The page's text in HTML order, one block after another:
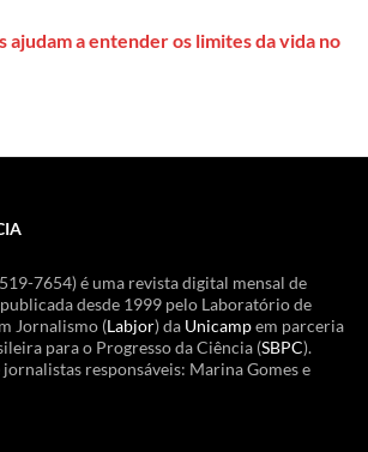
a entender os limites da vida no
7654) é uma revista digital mensal de
desde 1999 pelo Laboratório de
Jornalismo (Labjor) da Unicampem parceria
para o Progresso da Ciência (SBPC).
responsáveis: Marina Gomes e